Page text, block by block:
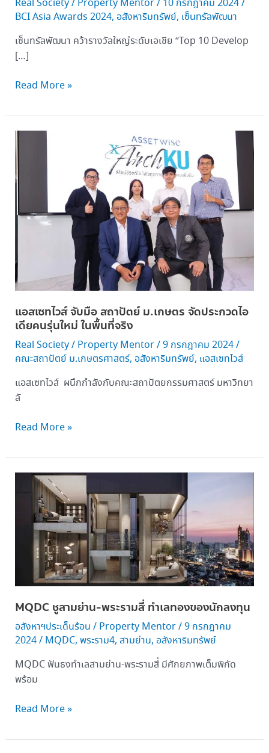
Real Society/ Property Mentor/ 10 กรกฎาคม 2024/
BCI Asia Awards 2024, อสังหาริมทรัพย์, เซ็นทรัลพัฒนา
เซ็นทรัลพัฒนา คว้ารางวัลใหญ่ระดับเอเชีย “Top 10 Develop
[…]
Read More »
แอสเซทไวส์ จับมือ สถาปัตย์ ม.เกษตร จัดประกวดไอ
เดียคนรุ่นใหม่ ในพื้นที่จริง
Real Society/ Property Mentor/9 กรกฎาคม 2024/
คณะสถาปัตย์ ม.เกษตรศาสตร์, อสังหาริมทรัพย์, แอสเซทไวส์
แอสเซทไวส์ ผนึกกำลังกับคณะสถาปัตยกรรมศาสตร์ มหาวิทยา
ลั
แอ
ส
เซ
ท
จับ
ถา
ม.เกษตร
ประกวด
ไอ
เดีย
คน
รุ่น
ใหม่
พื้นที่
Read More »
MQDC ชูสามย่าน-พระรามสี่ ทำเลทองของนักลงทุน
อสังหาฯประเด็นร้อน / Property Mentor/9 กรกฎาคม
2024/ MQDC, พระราม4, สามย่าน, อสังหาริมทรัพย์
MQDC ฟันธงทำเลสามย่าน-พระรามสี่ มีศักยภาพเต็มพิกัด
พร้อม
MQDC
ย่าน-
พระราม
สี่ ทำเล
ของ
นัก
ลงทุน
Read More »